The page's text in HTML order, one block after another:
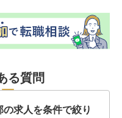
る質問
求人を条件で絞り